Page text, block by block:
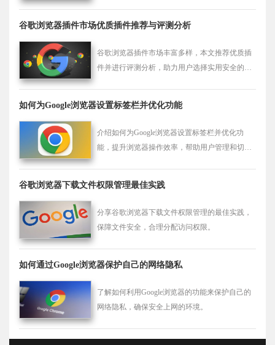
谷歌浏览器插件市场优质插件推荐与评测分析
谷歌浏览器插件市场丰富多样，本文推荐优质插
件并进行评测分析，助力用户选择实用安全的扩
如何为Google浏览器设置标签栏并优化功能
介绍如何为Google浏览器设置标签栏并优化功
能，提升浏览器操作效率，帮助用户管理和切换
谷歌浏览器下载文件权限管理最佳实践
分享谷歌浏览器下载文件权限管理的最佳实践，
保障文件安全，合理分配访问权限。
如何通过Google浏览器保护自己的网络隐私
了解如何利用Google浏览器的功能来保护自己的
网络隐私，确保安全上网的环境。